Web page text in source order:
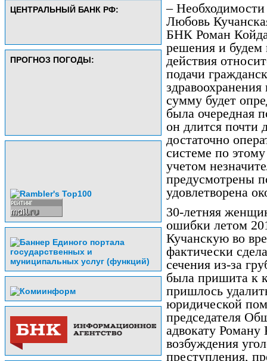
ЦЕНТРАЛЬНЫЙ БАНК РФ:
ПРОГНОЗ ПОГОДЫ:
–
Любовь
БНК Роман
решения и будем
действия
подачи
сумму будет
была очередная
он длится почти
достаточно
системе по
учетом
предусмотрены
удовлетворена
30-летняя
ошибки летом
Кучанскую во
фактически
сечения из-за
была пришита к
пришлось
юридической
председателя
адвокату
возбуждения
преступления,